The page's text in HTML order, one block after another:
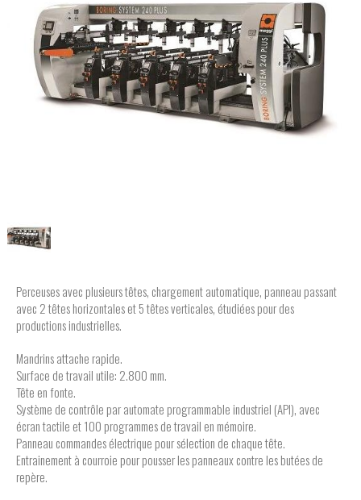
Perceuses avec plusieurs têtes, chargement automatique, panneau passant
avec 2 têtes horizontales et 5 têtes verticales, étudiées pour des
productions industrielles.
Mandrins attache rapide.
Surface de travail utile: 2.800 mm.
Tête en fonte.
Système de contrôle par automate programmable industriel (API), avec
écran tactile et 100 programmes de travail en mémoire.
Panneau commandes électrique pour sélection de chaque tête.
Entrainement à courroie pour pousser les panneaux contre les butées de
repère.